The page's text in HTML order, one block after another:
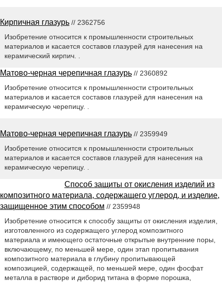
Кирпичная глазурь // 2362756
Изобретение относится к промышленности строительных
материалов и касается составов глазурей для нанесения на
керамический кирпич. .
Матово-черная черепичная глазурь // 2360892
Изобретение относится к промышленности строительных
материалов и касается составов глазурей для нанесения на
керамическую черепицу. .
Матово-черная черепичная глазурь // 2359949
Изобретение относится к промышленности строительных
материалов и касается составов глазурей для нанесения на
керамическую черепицу. .
Способ защиты от окисления изделий из
композитного материала, содержащего углерод, и изделие,
защищенное этим способом // 2359948
Изобретение относится к способу защиты от окисления изделия,
изготовленного из содержащего углерод композитного
материала и имеющего остаточные открытые внутренние поры,
включающему, по меньшей мере, один этап пропитывания
композитного материала в глубину пропитывающей
композицией, содержащей, по меньшей мере, один фосфат
металла в растворе и диборид титана в форме порошка,